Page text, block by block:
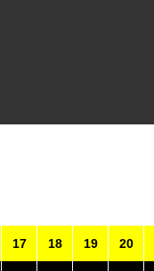
17 18 19 20